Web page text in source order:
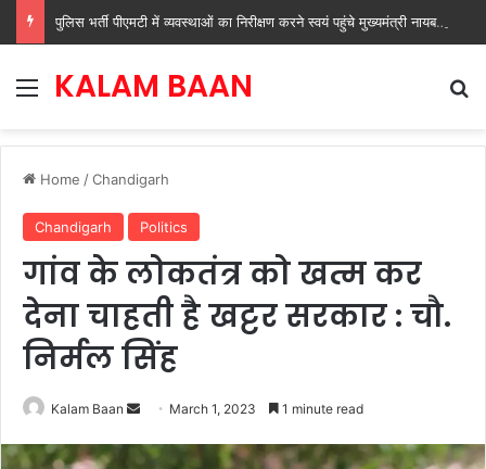
पुलिस भर्ती पीएमटी में व्यवस्थाओं का निरीक्षण करने स्वयं पहुंचे मुख्यमंत्री नायब सिंह सैनी
Menu
KALAM BAAN
Home /Chandigarh
Chandigarh Politics
गांव के लोकतंत्र को खत्म कर
देना चाहती है खट्टर सरकार : चौ.
निर्मल सिंह
Kalam Baan
Send
email
March 1, 2023 1 minute read